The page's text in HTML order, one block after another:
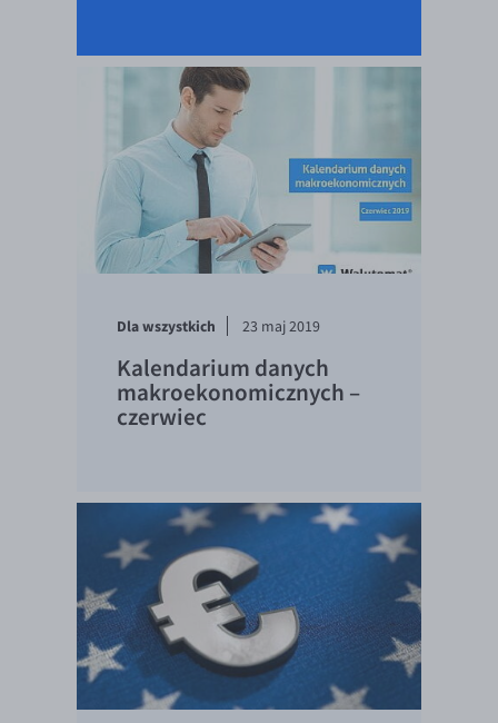
Dla wszystkich 23 maj 2019
Kalendarium danych
makroekonomicznych –
czerwiec